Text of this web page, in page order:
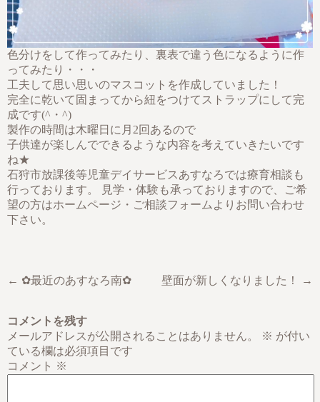
色分けをして作ってみたり、裏表で違う色になるように作
ってみたり・・・
工夫して思い思いのマスコットを作成していました！
完全に乾いて固まってから紐をつけてストラップにして完
成です(^・^)
製作の時間は木曜日に月2回あるので
子供達が楽しんでできるような内容を考えていきたいです
ね★
石狩市放課後等児童デイサービスあすなろでは療育相談も
行っております。 見学・体験も承っておりますので、ご希
望の方はホームページ・ご相談フォームよりお問い合わせ
下さい。
← ✿最近のあすなろ南✿ 壁面が新しくなりました！ →
コメントを残す
メールアドレスが公開されることはありません。
※ が付い
ている欄は必須項目です
コメント ※